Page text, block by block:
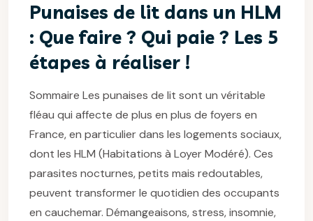
Punaises de lit dans un HLM
: Que faire ? Qui paie ? Les 5
étapes à réaliser !
Sommaire Les punaises de lit sont un véritable
fléau qui affecte de plus en plus de foyers en
France, en particulier dans les logements sociaux,
dont les HLM (Habitations à Loyer Modéré). Ces
parasites nocturnes, petits mais redoutables,
peuvent transformer le quotidien des occupants
en cauchemar. Démangeaisons, stress, insomnie,